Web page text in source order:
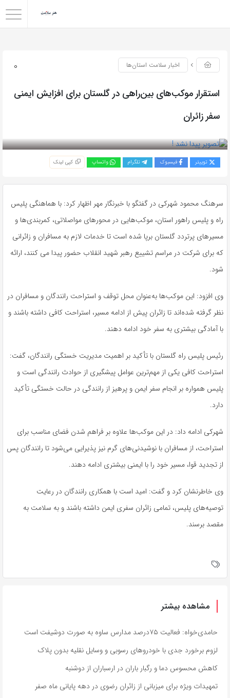
0 اخبار سلامت استان‌ها
استقرار موکب‌های بین‌راهی در گلستان برای افزایش ایمنی
سفر زائران
توییتر فیسبوک تلگرام واتساپ کپی لینک
سرهنگ محمود شهرکی در گفتگو با خبرنگار مهر اظهار کرد: با هماهنگی پلیس
راه و پلیس راهور استان، موکب‌هایی در محورهای مواصلاتی، کمربندی‌ها و
مسیرهای پرتردد گلستان برپا شده است تا خدمات لازم به مسافران و زائرانی
که برای شرکت در مراسم تشییع رهبر شهید انقلاب حضور پیدا می کنند، ارائه
شود.
وی افزود: این موکب‌ها به‌عنوان محل توقف و استراحت رانندگان و مسافران در
نظر گرفته شده‌اند تا زائران پیش از ادامه مسیر، استراحت کافی داشته باشند و
با آمادگی بیشتری به سفر خود ادامه دهند.
رئیس پلیس راه گلستان با تأکید بر اهمیت مدیریت خستگی رانندگان، گفت:
استراحت کافی یکی از مهم‌ترین عوامل پیشگیری از حوادث رانندگی است و
پلیس همواره بر انجام سفر ایمن و پرهیز از رانندگی در حالت خستگی تأکید
دارد.
شهرکی ادامه داد: در این موکب‌ها علاوه بر فراهم شدن فضای مناسب برای
استراحت، از مسافران با نوشیدنی‌های گرم نیز پذیرایی می‌شود تا رانندگان پس
از تجدید قوا، مسیر خود را با ایمنی بیشتری ادامه دهند.
وی خاطرنشان کرد و گفت: امید است با همکاری رانندگان در رعایت
توصیه‌های پلیس، تمامی زائران سفری ایمن داشته باشند و به سلامت به
مقصد برسند.
مشاهده بیشتر
حامدی‌خواه: فعالیت ۷۵درصد مدارس ساوه به صورت دوشیفت است
لزوم برخورد جدی با خودروهای رسوبی و وسایل نقلیه بدون پلاک
کاهش محسوس دما و رگبار باران در ارسباران از دوشنبه
تمهیدات ویژه برای میزبانی از زائران رضوی در دهه پایانی ماه صفر